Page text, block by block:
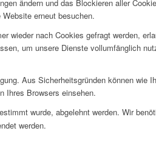
ändern und das Blockieren aller
erneut besuchen.
wieder nach Cookies gefragt werden,
um unsere Dienste vollumfänglich
Aus Sicherheitsgründen können wie
Ihres Browsers einsehen.
wurde, abgelehnt werden. Wir
werden.